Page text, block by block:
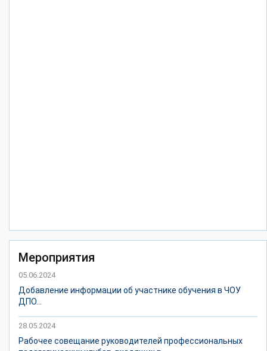
Мероприятия
05.06.2024
Добавление информации об участнике обучения в ЧОУ
ДПО...
28.05.2024
Рабочее совещание руководителей профессиональных